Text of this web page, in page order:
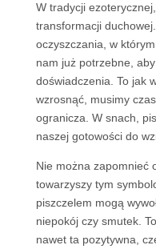
W tradycji
transformacji
oczyszczania, w
nam już potrzebne,
doświadczenia. To jak
wzrosnąć, musimy
ogranicza. W snach,
naszej gotowości do
Nie można zapomnieć
towarzyszy tym
piszczelem mogą
niepokój czy smutek.
nawet ta pozytywna,